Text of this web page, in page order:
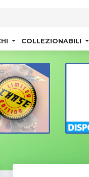
COLLEZIONABILI